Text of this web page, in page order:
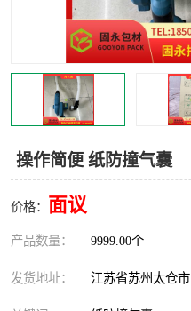
操作简便 纸防撞气囊
价格： 面议
产品数量： 9999.00个
发货地址： 江苏省苏州太仓市